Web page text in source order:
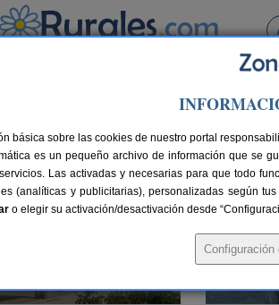
Busca por pueblo
Rurales cerca de Bacares
La
básica sobre las cookies de nuestro portal
es un pequeño archivo de información que se
Las activadas y necesarias para que todo
(analíticas y publicitarias), personalizadas según
o elegir su activación/desactivación desde